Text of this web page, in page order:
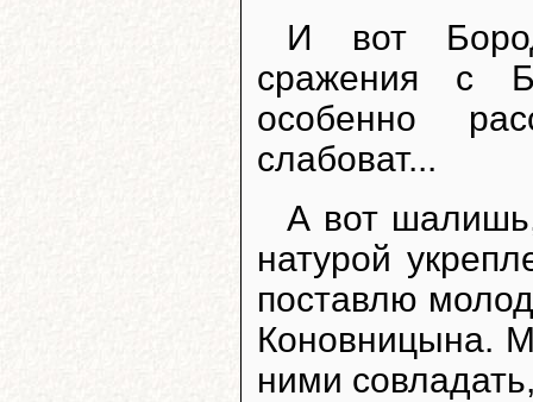
И вот
сражения с
особенно
слабоват...
А вот
натурой
поставлю
Коновницына.
ними